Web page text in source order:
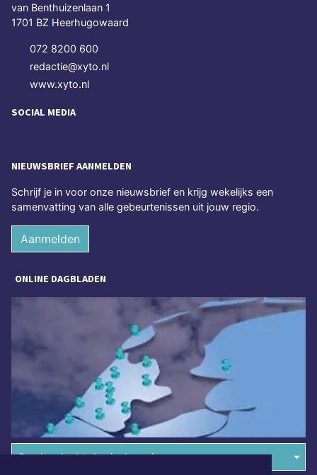
van Benthuizenlaan 1
1701 BZ Heerhugowaard
072 8200 600
redactie@xyto.nl
www.xyto.nl
SOCIAL MEDIA
NIEUWSBRIEF AANMELDEN
Schrijf je in voor onze nieuwsbrief en krijg wekelijks een
samenvatting van alle gebeurtenissen uit jouw regio.
Aanmelden
ONLINE DAGBLADEN
Overige dagbladen in de regio